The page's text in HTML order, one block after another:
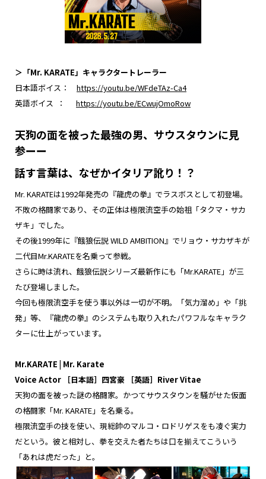
＞「Mr. KARATE」キャラクタートレーラー
日本語ボイス： https://youtu.be/WFdeTAz-Ca4
英語ボイス ： https://youtu.be/ECwujOmoRow
天狗の面を被った最強の男、サウスタウンに見
参ーー
話す言葉は、なぜかイタリア訛り！？
Mr. KARATEは1992年発売の『龍虎の拳』でラスボスとして初登場。
不敗の格闘家であり、その正体は極限流空手の始祖「タクマ・サカ
ザキ」でした。
その後1999年に『餓狼伝説 WILD AMBITION』でリョウ・サカザキが
二代目Mr.KARATEを名乗って参戦。
さらに時は流れ、餓狼伝説シリーズ最新作にも「Mr.KARATE」が三
たび登場しました。
今回も極限流空手を使う事以外は一切が不明。「気力溜め」や「挑
発」等、『龍虎の拳』のシステムも取り入れたパワフルなキャラク
ターに仕上がっています。
Mr.KARATE | Mr. Karate
Voice Actor
［日本語］四宮豪 ［英語］River Vitae
天狗の面を被った謎の格闘家。かつてサウスタウンを騒がせた仮面
の格闘家「Mr. KARATE」を名乗る。
極限流空手の技を使い、現総帥のマルコ・ロドリゲスをも凌ぐ実力
だという。彼と相対し、拳を交えた者たちは口を揃えてこういう
「あれは虎だった」と。